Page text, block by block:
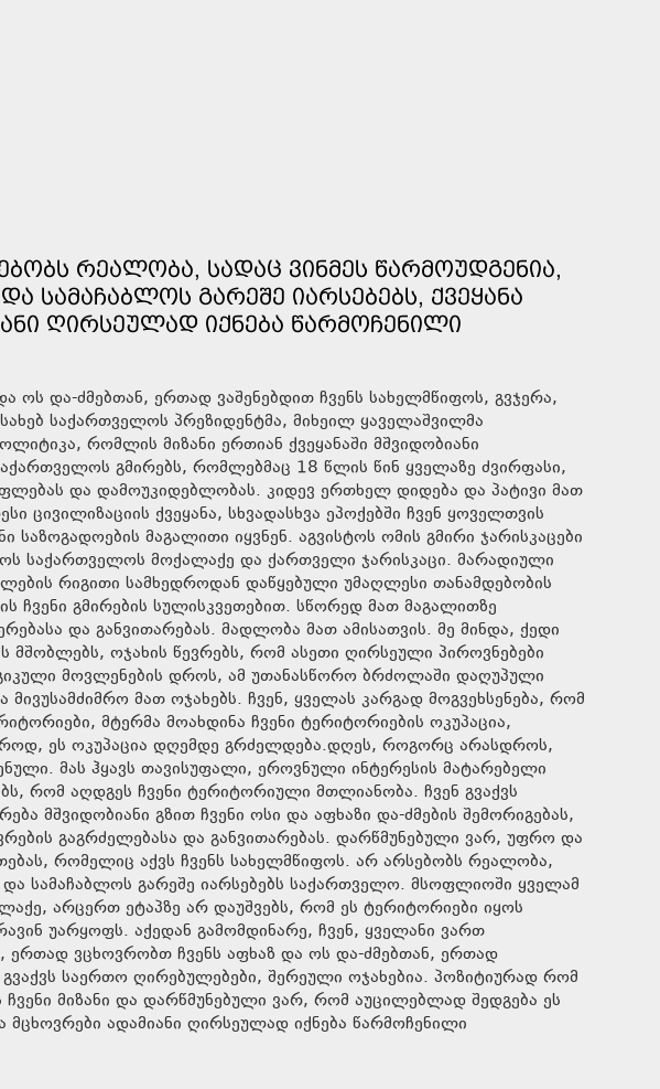
ᲠᲔᲐᲚᲝᲑᲐ, ᲡᲐᲓᲐᲪ ᲕᲘᲜᲛᲔᲡ ᲬᲐᲠᲛᲝᲣᲓᲒᲔᲜᲘᲐ,
ᲡᲐᲛᲐᲩᲐᲑᲚᲝᲡ ᲒᲐᲠᲔᲨᲔ ᲘᲐᲠᲡᲔᲑᲔᲑᲡ, ᲥᲕᲔᲧᲐᲜᲐ
ᲦᲘᲠᲡᲔᲣᲚᲐᲓ ᲘᲥᲜᲔᲑᲐ ᲬᲐᲠᲛᲝᲩᲔᲜᲘᲚᲘ
ოს და-ძმებთან, ერთად ვაშენებდით ჩვენს სახელმწიფოს, გვჯერა,
საქართველოს პრეზიდენტმა, მიხეილ ყაველაშვილმა
რომლის მიზანი ერთიან ქვეყანაში მშვიდობიანი
გმირებს, რომლებმაც 18 წლის წინ ყველაზე ძვირფასი,
და დამოუკიდებლობას. კიდევ ერთხელ დიდება და პატივი მათ
ცივილიზაციის ქვეყანა, სხვადასხვა ეპოქებში ჩვენ ყოველთვის
მაგალითი იყვნენ. აგვისტოს ომის გმირი ჯარისკაცები
საქართველოს მოქალაქე და ქართველი ჯარისკაცი. მარადიული
რიგითი სამხედროდან დაწყებული უმაღლესი თანამდებობის
ჩვენი გმირების სულისკვეთებით. სწორედ მათ მაგალითზე
და განვითარებას. მადლობა მათ ამისათვის. მე მინდა, ქედი
ოჯახის წევრებს, რომ ასეთი ღირსეული პიროვნებები
მოვლენების დროს, ამ უთანასწორო ბრძოლაში დაღუპული
მათ ოჯახებს. ჩვენ, ყველას კარგად მოგვეხსენება, რომ
მტერმა მოახდინა ჩვენი ტერიტორიების ოკუპაცია,
ეს ოკუპაცია დღემდე გრძელდება.დღეს, როგორც არასდროს,
მას ჰყავს თავისუფალი, ეროვნული ინტერესის მატარებელი
რომ აღდგეს ჩვენი ტერიტორიული მთლიანობა. ჩვენ გვაქვს
მშვიდობიანი გზით ჩვენი ოსი და აფხაზი და-ძმების შემორიგებას,
გაგრძელებასა და განვითარებას. დარწმუნებული ვარ, უფრო და
რომელიც აქვს ჩვენს სახელმწიფოს. არ არსებობს რეალობა,
სამაჩაბლოს გარეშე იარსებებს საქართველო. მსოფლიოში ყველამ
არცერთ ეტაპზე არ დაუშვებს, რომ ეს ტერიტორიები იყოს
უარყოფს. აქედან გამომდინარე, ჩვენ, ყველანი ვართ
ერთად ვცხოვრობთ ჩვენს აფხაზ და ოს და-ძმებთან, ერთად
საერთო ღირებულებები, შერეული ოჯახებია. პოზიტიურად რომ
მიზანი და დარწმუნებული ვარ, რომ აუცილებლად შედგება ეს
ადამიანი ღირსეულად იქნება წარმოჩენილი